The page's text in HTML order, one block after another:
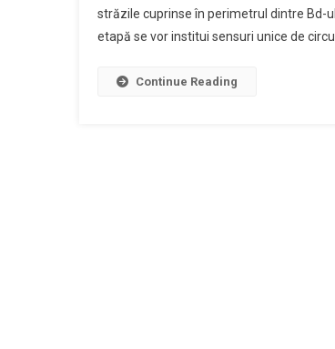
străzile cuprinse în perimetrul dintre Bd-
etapă se vor institui sensuri unice de
Continue Reading